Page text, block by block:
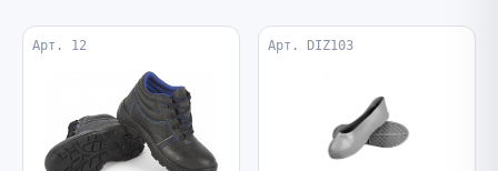
Арт. 12 Арт. DIZ103